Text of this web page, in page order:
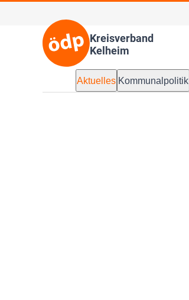
Kreisverband
Kelheim
Aktuelles Kommunalpolitik